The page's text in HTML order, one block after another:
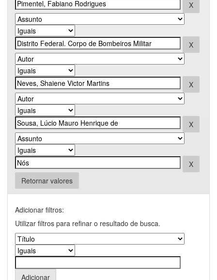
Retornar valores
Adicionar filtros:
Utilizar filtros para refinar o resultado de busca.